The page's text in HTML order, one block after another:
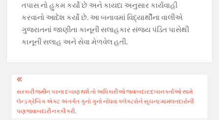
તપાસ નો હુકમ કર્યો છે અને કાયદા અનુસાર કાર્યવાહી
કરવાનો આદેશ કર્યો છે. આ બનાવમાં વિદ્યાર્થીના વાલીએ
ગુજરાતનાં જાણીતા કાનૂની સલાહકાર સંજય પંડિત પાસેથી
કાનૂની સલાહ અને સેવા મેળવેલ હતી.
Post
navigation
સરકારી જમીન પરના દબાણ થશે તો અધિકારીઓ જવાબદાર:દબાનકર્તાઓ સામે
લેન્ડગ્રેબિંગ એક્ટ અંતર્ગત ગુનો ગુનો નોંધવા કલેક્ટરોને સૂચના:મામલતદારોની
પણ જવાબદારી નકકી કરી.